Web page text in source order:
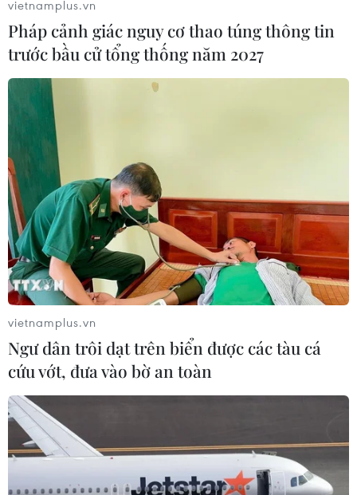
Hà Nội: Giá rau tăng cao, tiểu thương và
người dân lắc đầu ngao ngán
28/10/2021 03:31
Tại một số chợ truyền thống tại Hà Nội 1-2 tuần đây, giá
rau xanh, củ quả nhìn chung đang tăng từ 20-50% tùy
loại và vẫn chưa có dấu hiệu dừng lại.
vietnamplus.vn
Pháp cảnh giác nguy cơ thao túng thông tin
trước bầu cử tổng thống năm 2027
vietnamplus.vn
Ngư dân trôi dạt trên biển được các tàu cá
cứu vớt, đưa vào bờ an toàn